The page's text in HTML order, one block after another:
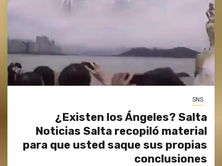
SNS
¿Existen los Ángeles? Salta
Noticias Salta recopiló material
para que usted saque sus propias
conclusiones